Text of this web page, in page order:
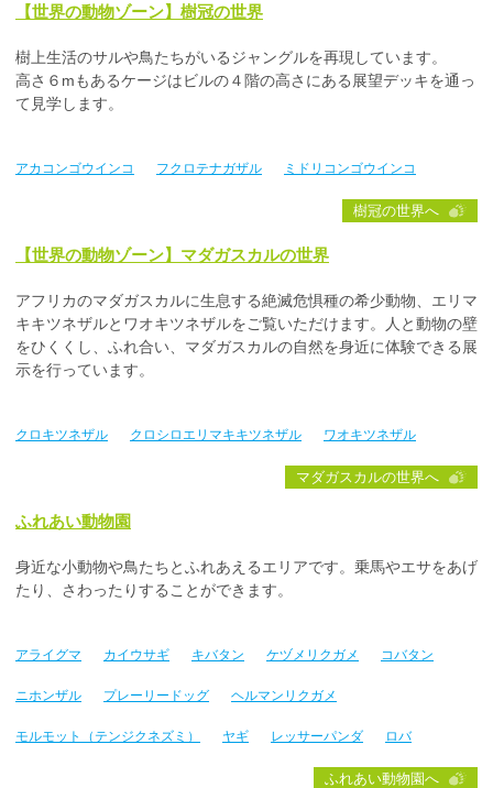
【世界の動物ゾーン】樹冠の世界
樹上生活のサルや鳥たちがいるジャングルを再現しています。
高さ６mもあるケージはビルの４階の高さにある展望デッキを通っ
て見学します。
アカコンゴウインコ フクロテナガザル ミドリコンゴウインコ
樹冠の世界へ
【世界の動物ゾーン】マダガスカルの世界
アフリカのマダガスカルに生息する絶滅危惧種の希少動物、エリマ
キキツネザルとワオキツネザルをご覧いただけます。人と動物の壁
をひくくし、ふれ合い、マダガスカルの自然を身近に体験できる展
示を行っています。
クロキツネザル クロシロエリマキキツネザル ワオキツネザル
マダガスカルの世界へ
ふれあい動物園
身近な小動物や鳥たちとふれあえるエリアです。乗馬やエサをあげ
たり、さわったりすることができます。
アライグマ カイウサギ キバタン ケヅメリクガメ コバタン
ニホンザル プレーリードッグ ヘルマンリクガメ
モルモット（テンジクネズミ） ヤギ レッサーパンダ ロバ
ふれあい動物園へ